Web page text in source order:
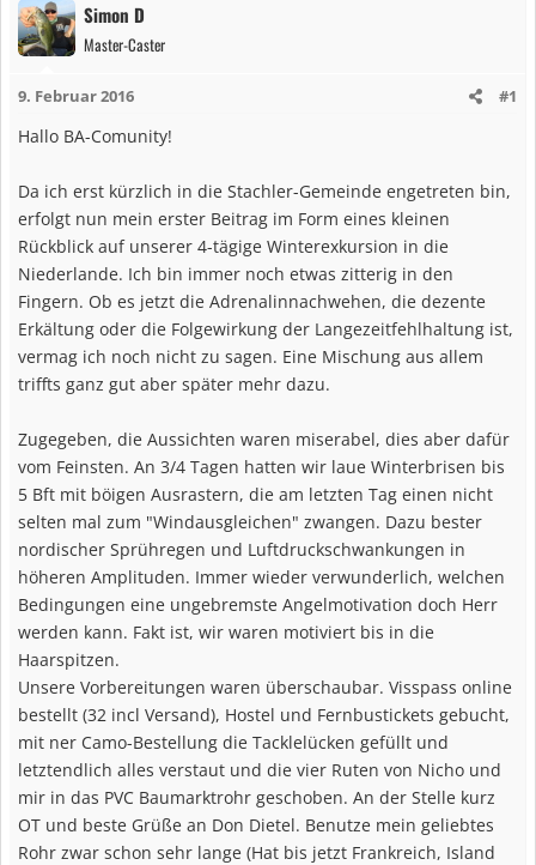
Simon D
Master-Caster
9. Februar 2016 #1
Hallo BA-Comunity!
Da ich erst kürzlich in die Stachler-Gemeinde engetreten bin,
erfolgt nun mein erster Beitrag im Form eines kleinen
Rückblick auf unserer 4-tägige Winterexkursion in die
Niederlande. Ich bin immer noch etwas zitterig in den
Fingern. Ob es jetzt die Adrenalinnachwehen, die dezente
Erkältung oder die Folgewirkung der Langezeitfehlhaltung ist,
vermag ich noch nicht zu sagen. Eine Mischung aus allem
triffts ganz gut aber später mehr dazu.
Zugegeben, die Aussichten waren miserabel, dies aber dafür
vom Feinsten. An 3/4 Tagen hatten wir laue Winterbrisen bis
5 Bft mit böigen Ausrastern, die am letzten Tag einen nicht
selten mal zum "Windausgleichen" zwangen. Dazu bester
nordischer Sprühregen und Luftdruckschwankungen in
höheren Amplituden. Immer wieder verwunderlich, welchen
Bedingungen eine ungebremste Angelmotivation doch Herr
werden kann. Fakt ist, wir waren motiviert bis in die
Haarspitzen.
Unsere Vorbereitungen waren überschaubar. Visspass online
bestellt (32 incl Versand), Hostel und Fernbustickets gebucht,
mit ner Camo-Bestellung die Tacklelücken gefüllt und
letztendlich alles verstaut und die vier Ruten von Nicho und
mir in das PVC Baumarktrohr geschoben. An der Stelle kurz
OT und beste Grüße an Don Dietel. Benutze mein geliebtes
Rohr zwar schon sehr lange (Hat bis jetzt Frankreich, Island